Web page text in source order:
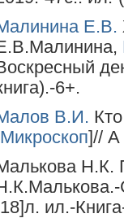
Е.В.
6+.
В.И.
Микроскоп]// А
Н.К.
ил.-